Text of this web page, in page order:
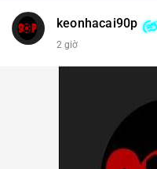
keonhacai90p
2 giờ